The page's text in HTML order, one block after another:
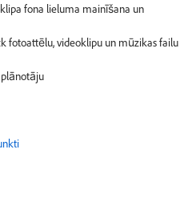
fona lieluma mainīšana un
fotoattēlu, videoklipu un mūzikas failu